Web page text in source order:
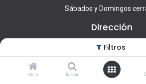
Filtros
Inicio Buscar
Sábados y Domingos
Dirección
Francisco Llambí 1439,
Contacte con nosotros